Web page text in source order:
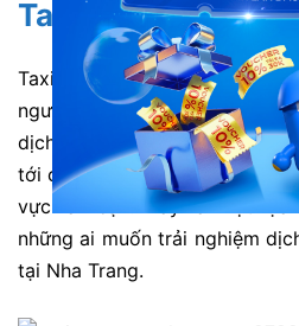
Taxi Quốc tế Nha
Taxi Quốc tế là hãng xe taxi
người dân địa phương mà
dịch vụ có thể bao gồm cả
tới các điểm tham quan nổi
vực lân cận. Đây là một lựa
những ai muốn trải nghiệm
tại Nha Trang.